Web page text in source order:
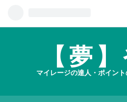
【夢
マイレージの達人・ポイン